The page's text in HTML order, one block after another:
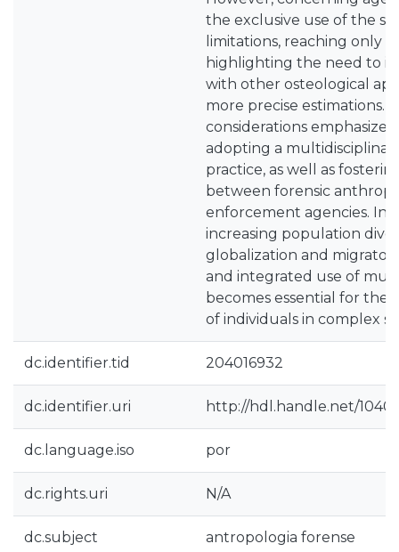
the exclusive use of the
limitations, reaching only
highlighting the need to
with other osteological
more precise estimations.
considerations emphasize
adopting a
practice, as well as
between forensic
enforcement agencies. In
increasing population
globalization and
and integrated use of
becomes essential for the
of individuals in complex
dc.identifier.tid 204016932
dc.identifier.uri http://hdl.handle.net/
dc.language.iso por
dc.rights.uri N/A
dc.subject antropologia forense